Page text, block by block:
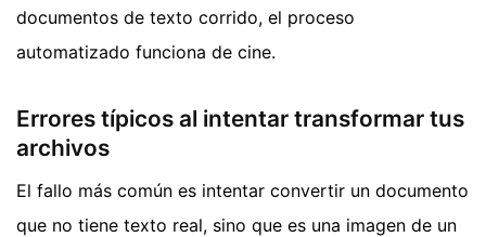
documentos de texto corrido, el proceso
automatizado funciona de cine.
Errores típicos al intentar transformar tus
archivos
El fallo más común es intentar convertir un documento
que no tiene texto real, sino que es una imagen de un